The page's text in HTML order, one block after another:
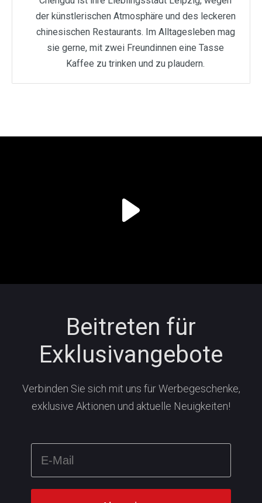
der künstlerischen Atmosphäre und des leckeren
chinesischen Restaurants. Im Alltagesleben mag
sie gerne, mit zwei Freundinnen eine Tasse
Kaffee zu trinken und zu plaudern.
Beitreten für
Exklusivangebote
Verbinden Sie sich mit uns für Werbegeschenke,
exklusive Aktionen und aktuelle Neuigkeiten!